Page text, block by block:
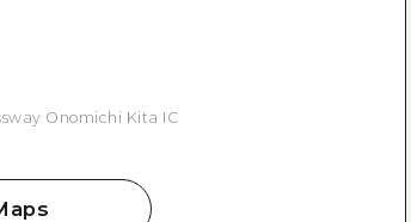
Onomichi Kita IC